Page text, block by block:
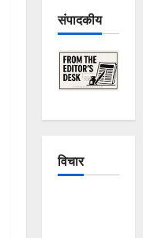
संपादकीय
विचार